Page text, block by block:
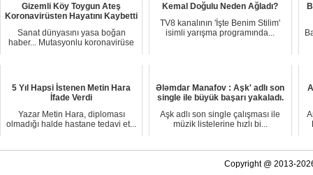
Gizemli Köy Toygun Ateş
Koronavirüsten Hayatını Kaybetti
Sanat dünyasını yasa boğan
haber... Mutasyonlu koronavirüse
Kemal Doğulu Neden Ağladı?
TV8 kanalının 'İşte Benim Stilim'
isimli yarışma programında...
5 Yıl Hapsi İstenen Metin Hara
İfade Verdi
Yazar Metin Hara, diploması
olmadığı halde hastane tedavi et...
Ələmdar Manafov : Aşk' adlı son
single ile büyük başarı yakaladı.
Aşk adlı son single çalışması ile
müzik listelerine hızlı bi...
Copyright @ 2013-